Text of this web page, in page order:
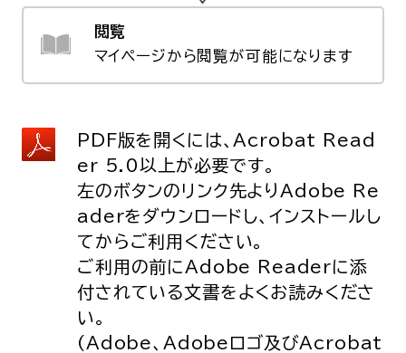
閲覧
マイページから閲覧が可能になります
PDF版を開くには、Acrobat Read
er 5.0以上が必要です。
左のボタンのリンク先よりAdobe Re
aderをダウンロードし、インストールし
てからご利用ください。
ご利用の前にAdobe Readerに添
付されている文書をよくお読みくださ
い。
(Adobe、Adobeロゴ及びAcrobat